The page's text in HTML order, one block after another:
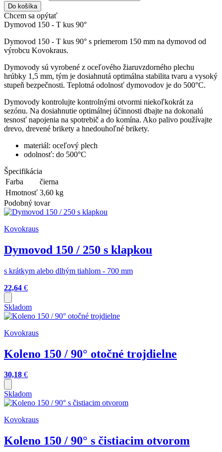
Do košíka
Chcem sa opýtať
Dymovod 150 - T kus 90°
Dymovod 150 - T kus 90° s priemerom 150 mm na dymovod od
výrobcu Kovokraus.
Dymovody sú vyrobené z oceľového žiaruvzdorného plechu
hrúbky 1,5 mm, tým je dosiahnutá optimálna stabilita tvaru a vysoký
stupeň bezpečnosti. Teplotná odolnosť dymovodov je do 500°C.
Dymovody kontrolujte kontrolnými otvormi niekoľkokrát za
sezónu. Na dosiahnutie optimálnej účinnosti dbajte na dokonalú
tesnosť napojenia na spotrebič a do komína. Ako palivo používajte
drevo, drevené brikety a hnedouhoľné brikety.
materiál: oceľový plech
odolnosť: do 500°C
Špecifikácia
Farba
čierna
Hmotnosť 3,60 kg
Podobný tovar
Kovokraus
Dymovod 150 / 250 s klapkou
s krátkym alebo dlhým tiahlom - 700 mm
22,64 €
Skladom
Kovokraus
Koleno 150 / 90° otočné trojdielne
30,18 €
Skladom
Kovokraus
Koleno 150 / 90° s čistiacim otvorom